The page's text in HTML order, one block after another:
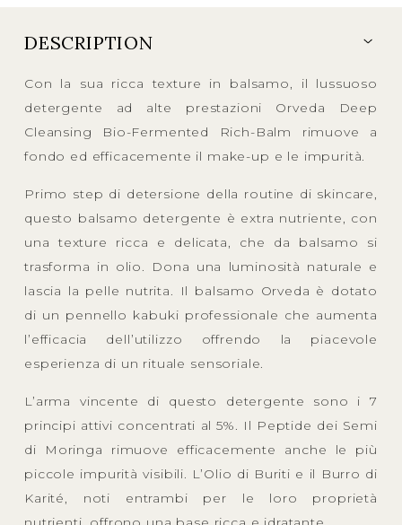
DESCRIPTION
Con la sua ricca texture in balsamo, il lussuoso
detergente ad alte prestazioni Orveda Deep
Cleansing Bio-Fermented Rich-Balm rimuove a
fondo ed efficacemente il make-up e le impurità.
Primo step di detersione della routine di skincare,
questo balsamo detergente è extra nutriente, con
una texture ricca e delicata, che da balsamo si
trasforma in olio. Dona una luminosità naturale e
lascia la pelle nutrita. Il balsamo Orveda è dotato
di un pennello kabuki professionale che aumenta
l’efficacia dell’utilizzo offrendo la piacevole
esperienza di un rituale sensoriale.
L’arma vincente di questo detergente sono i 7
principi attivi concentrati al 5%. Il Peptide dei Semi
di Moringa rimuove efficacemente anche le più
piccole impurità visibili. L’Olio di Buriti e il Burro di
Karité, noti entrambi per le loro proprietà